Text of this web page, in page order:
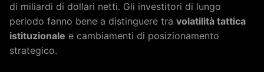
di miliardi di dollari netti. Gli investitori di lungo
periodo fanno bene a distinguere tra volatilità tattica
istituzionale e cambiamenti di posizionamento
strategico.